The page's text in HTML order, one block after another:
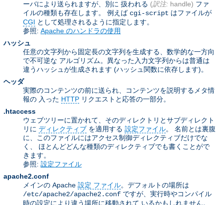
ーバにより送られますが、別に 扱われる (訳注: handle) ファ
イルの種類も存在します。 例えば cgi-script はファイルが
CGI として処理されるように指定します。
参照: Apache のハンドラの使用
ハッシュ
任意の文字列から固定長の文字列を生成する、数学的な一方向
で不可逆な アルゴリズム。異なった入力文字列からは普通は
違うハッシュが生成されます (ハッシュ関数に依存します)。
ヘッダ
実際のコンテンツの前に送られ、コンテンツを説明するメタ情
報の 入った HTTP リクエストと応答の一部分。
.htaccess
ウェブツリーに置かれて、そのディレクトリとサブディレクト
リに ディレクティブ を適用する 設定ファイル。 名前とは裏腹
に、このファイルにはアクセス制御ディレクティブだけでな
く、 ほとんどどんな種類のディレクティブでも書くことがで
きます。
参照: 設定ファイル
apache2.conf
メインの Apache 設定 ファイル。デフォルトの場所は
/etc/apache2/apache2.conf ですが、実行時やコンパイル
時の設定により違う場所に移動されて いるかもしれません。